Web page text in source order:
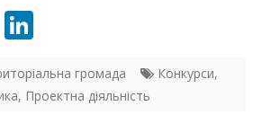
W
k
e
громада Конкурси,
, Проектна діяльність